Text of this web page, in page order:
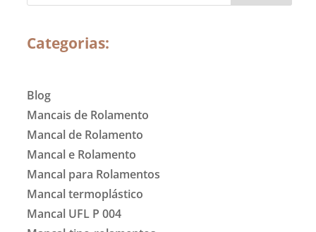
Categorias:
Blog
Mancais de Rolamento
Mancal de Rolamento
Mancal e Rolamento
Mancal para Rolamentos
Mancal termoplástico
Mancal UFL P 004